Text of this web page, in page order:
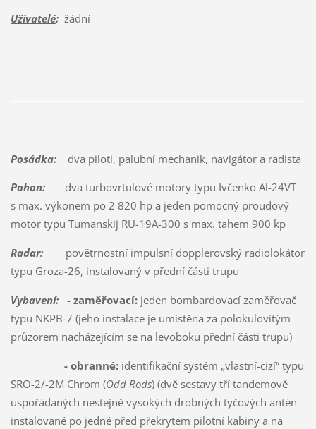
Uživatelé:žádní
Posádka:dva piloti, palubní mechanik, navigátor a radista
Pohon:dva turbovrtulové motory typu Ivčenko Al-24VT
s max. výkonem po 2 820 hp a jeden pomocný proudový
motor typu Tumanskij RU-19A-300 s max. tahem 900 kp
Radar:povětrnostní impulsní dopplerovský radiolokátor
typu Groza-26, instalovaný v přední části trupu
Vybavení: - zaměřovací: jeden bombardovací zaměřovač
typu NKPB-7 (jeho instalace je umístěna za polokulovitým
průzorem nacházejícím se na levoboku přední části trupu)
- obranné:identifikační systém „vlastní-cizí“ typu
SRO-2/-2M Chrom (Odd Rods) (dvě sestavy tří tandemově
uspořádaných nestejně vysokých drobných tyčových antén
instalované po jedné před překrytem pilotní kabiny a na